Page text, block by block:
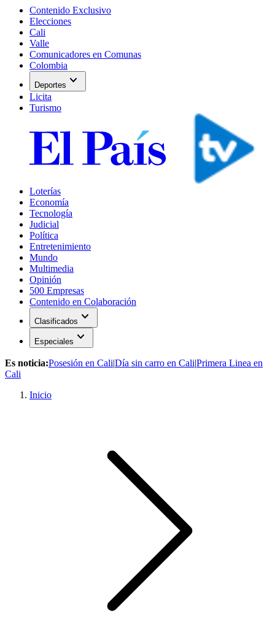
Contenido Exclusivo
Elecciones
Cali
Valle
Comunicadores en Comunas
Colombia
Deportes expand_more
Licita
Turismo
Loterías
Economía
Tecnología
Judicial
Política
Entretenimiento
Mundo
Multimedia
Opinión
500 Empresas
Contenido en Colaboración
Clasificados expand_more
Especiales expand_more
Es noticia:Posesión en Cali|Día sin carro en Cali|Primera Linea en
Cali
Inicio